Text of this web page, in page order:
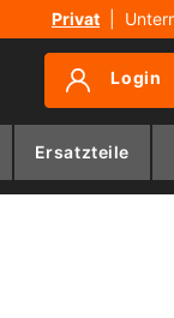
Privat
Login
Ersatzteile